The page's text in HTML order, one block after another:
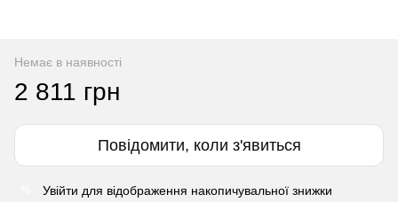
Немає в наявності
2 811 грн
Повідомити, коли з'явиться
Увійти для відображення накопичувальної знижки